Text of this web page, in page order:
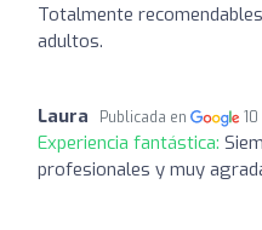
Totalmente
adultos.
Laura Publicada en
Experiencia fantástica:
profesionales y muy